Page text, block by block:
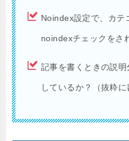
Noindex設定で、カテ
noindexチェックをさ
記事を書くときの説
しているか？（抜粋に